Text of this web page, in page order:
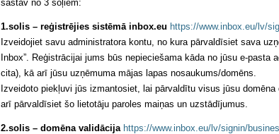
sastāv no 3 soļiem:
1.solis – reģistrējies sistēmā inbox.eu https://www.inbox.eu/lv/
Izveidojiet savu administratora kontu, no kura pārvaldīsiet sava
Inbox”. Reģistrācijai jums būs nepieciešama kāda no jūsu e-
cita), kā arī jūsu uzņēmuma mājas lapas nosaukums/domēns.
Izveidoto piekļuvi jūs izmantosiet, lai pārvaldītu visus jūsu
arī pārvaldīsiet šo lietotāju paroles maiņas un uzstādījumus.
2.solis – domēna validācija https://www.inbox.eu/lv/signin/